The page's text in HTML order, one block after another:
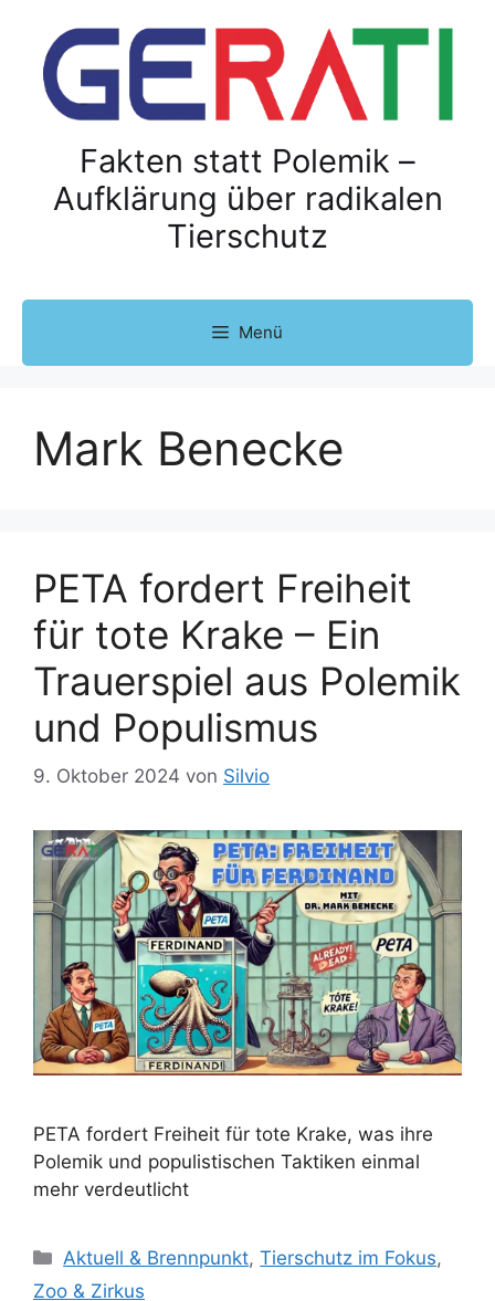
Fakten statt Polemik –
Aufklärung über radikalen
Tierschutz
Menü
Mark Benecke
PETA fordert Freiheit
für tote Krake – Ein
Trauerspiel aus Polemik
und Populismus
9. Oktober 2024 von Silvio
PETA fordert Freiheit für tote Krake, was ihre
Polemik und populistischen Taktiken einmal
mehr verdeutlicht
K
Aktuell & Brennpunkt,Tierschutz im Fokus,
Zoo & Zirkus